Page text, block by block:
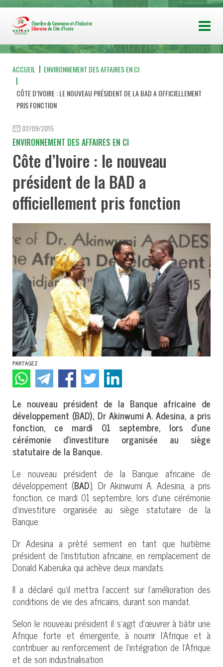
ACCUEIL ENVIRONNEMENT DES AFFAIRES EN CI
CÔTE D’IVOIRE : LE NOUVEAU PRÉSIDENT DE LA BAD A OFFICIELLEMENT
PRIS FONCTION
02/09/2015
ENVIRONNEMENT DES AFFAIRES EN CI
Côte d’Ivoire : le nouveau
président de la BAD a
officiellement pris fonction
PARTAGEZ
Le nouveau président de la Banque africaine de
développement (BAD), Dr Akinwumi A. Adesina, a pris
fonction, ce mardi 01 septembre, lors d'une
cérémonie d'investiture organisée au siège
statutaire de la Banque.
Le nouveau président de la Banque africaine de
développement (BAD), Dr Akinwumi A. Adesina, a pris
fonction, ce mardi 01 septembre, lors d'une cérémonie
d'investiture organisée au siège statutaire de la
Banque.
Dr Adesina a prêté serment en tant que huitième
président de l'institution africaine, en remplacement de
Donald Kaberuka qui achève deux mandats.
Il a déclaré qu’il mettra l’accent sur l’amélioration des
conditions de vie des africains, durant son mandat.
Selon le nouveau président il s’agit d'œuvrer à bâtir une
Afrique forte et émergente, à nourrir l'Afrique et à
contribuer au renforcement de l'intégration de l'Afrique
et de son industrialisation.